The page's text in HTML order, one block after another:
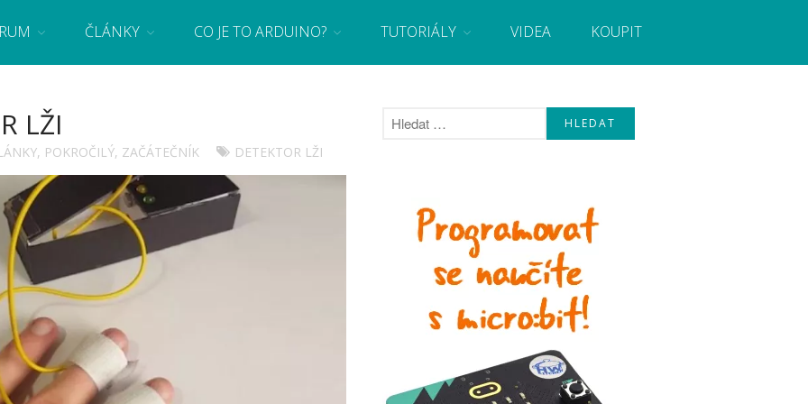
Fórum
Staré fórum
se základy programování a elektroniky zábavnou formou! Arduino a microbit projekty, návody, novinky i tutoriály pro začátečníky i pro
ČLÁNKY CO JE TO ARDUINO? TUTORIÁLY VIDEA KOUPIT
LŽI
, POKROČILÝ, ZAČÁTEČNÍK DETEKTOR LŽI